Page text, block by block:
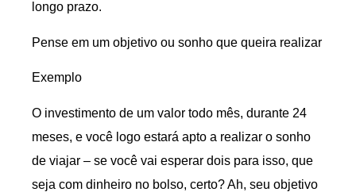
longo prazo.
Pense em um objetivo ou sonho que queira realizar
Exemplo
O investimento de um valor todo mês, durante 24
meses, e você logo estará apto a realizar o sonho
de viajar – se você vai esperar dois para isso, que
seja com dinheiro no bolso, certo? Ah, seu objetivo